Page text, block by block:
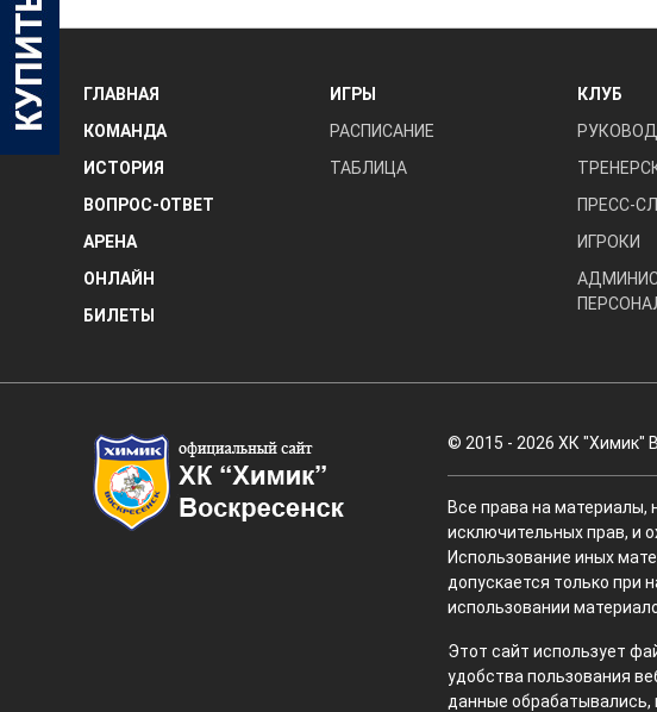
ГЛАВНАЯ
КОМАНДА
ИСТОРИЯ
ВОПРОС-ОТВЕТ
АРЕНА
ОНЛАЙН
БИЛЕТЫ
ИГРЫ
РАСПИСАНИЕ
ТАБЛИЦА
КЛУБ
ПРЕСС-
ИГРОКИ
© 2015 - 2026 ХК "Химик"
Все права на материалы,
исключительных прав, и
Использование иных
допускается только при
использовании
Этот сайт использует
удобства пользования
данные обрабатывались,